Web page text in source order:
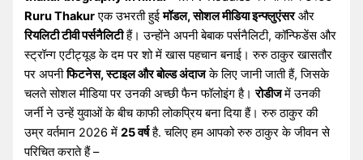
Ruru Thakurएक उभरती हुईमॉडल, सोशल मीडिया इन्फ्लुएंसरऔर
रियलिटी टीवी पर्सनैलिटीहैं। उन्होंने अपनी बेबाक पर्सनैलिटी, कॉन्फिडेंस और
स्ट्रॉन्ग एटीट्यूड के दम पर शो में खास पहचान बनाई। रुरु ठाकुर खासतौर
पर अपनीफिटनेस, स्टाइल और बोल्ड अंदाजके लिए जानी जाती हैं, जिसके
चलते सोशल मीडिया पर उनकी अच्छी फैन फॉलोइंग है।रोडीजमें उनकी
जर्नी ने उन्हें युवाओं के बीच काफी लोकप्रिय बना दिया हैं। रुरु ठाकुर की
उम्र वर्तमान 2026 में25 वर्षहै. चलिए हम आपको रुरु ठाकुर के जीवन से
परिचित कराते हैं –